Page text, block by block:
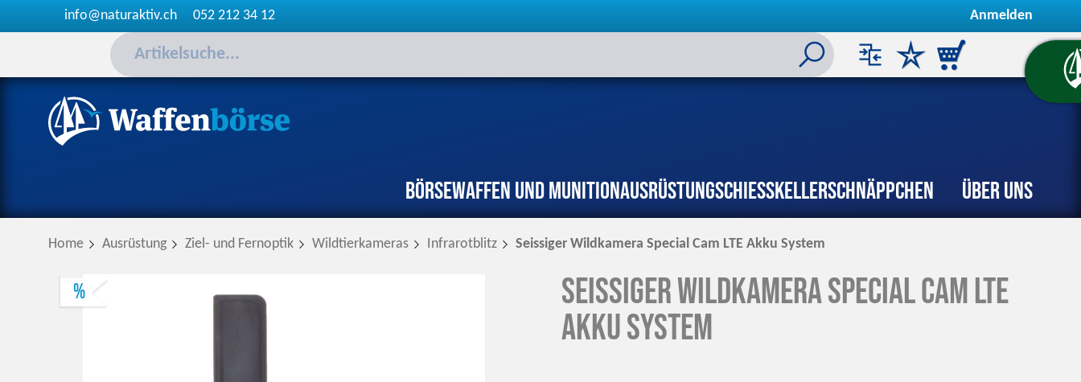
info@naturaktiv.ch 052 212 34 12 Anmelden
BörseWaffen und MunitionAusrüstungSchiesskellerSchnäppchen Über uns
Home Ausrüstung Ziel- und Fernoptik Wildtierkameras Infrarotblitz Seissiger Wildkamera Special Cam LTE Akku System
%
Seissiger Wildkamera Special Cam LTE
Akku System